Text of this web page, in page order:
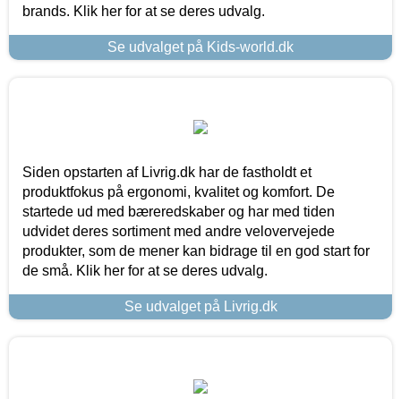
brands. Klik her for at se deres udvalg.
Se udvalget på Kids-world.dk
Siden opstarten af Livrig.dk har de fastholdt et
produktfokus på ergonomi, kvalitet og komfort. De
startede ud med bæreredskaber og har med tiden
udvidet deres sortiment med andre velovervejede
produkter, som de mener kan bidrage til en god start for
de små. Klik her for at se deres udvalg.
Se udvalget på Livrig.dk